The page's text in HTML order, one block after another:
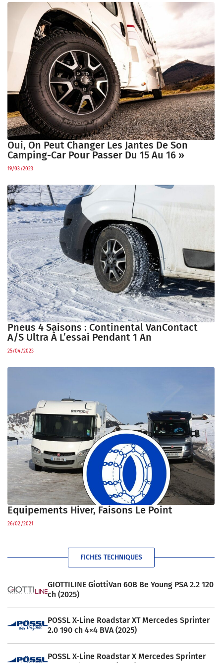
Oui, On Peut Changer Les Jantes De Son
Camping-Car Pour Passer Du 15 Au 16 »
19/03/2023
Pneus 4 Saisons : Continental VanContact
A/S Ultra À L’essai Pendant 1 An
25/04/2023
Equipements Hiver, Faisons Le Point
26/02/2021
FICHES TECHNIQUES
GIOTTILINE GiottiVan 60B Be Young PSA 2.2 120
ch (2025)
POSSL X-Line Roadstar XT Mercedes Sprinter
2.0 190 ch 4×4 BVA (2025)
POSSL X-Line Roadstar X Mercedes Sprinter